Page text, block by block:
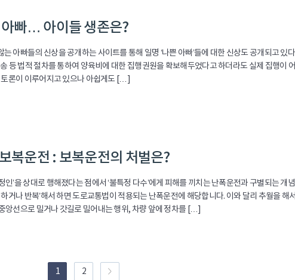
아빠… 아이들 생존은?
아빠들의 신상을 공개하는 사이트를 통해 일명 ‘나쁜 아빠’들에 대한 신상도 공개되고 있
등 법적 절차를 통하여 양육비에 대한 집행권원을 확보해두었다고 하더라도 실제 집행
토론이 이루어지고 있으나 아쉽게도 […]
복운전 : 보복운전의 처벌은?
인’을 상대로 행해졌다는 점에서 ‘불특정 다수’에게 피해를 끼치는 난폭운전과 구별되는
거나 반복’해서 하면 도로교통법이 적용되는 난폭운전에 해당합니다. 이와 달리 추월을 해
앙선으로 밀거나 갓길로 밀어내는 행위, 차량 앞에 정차를 […]
1 2